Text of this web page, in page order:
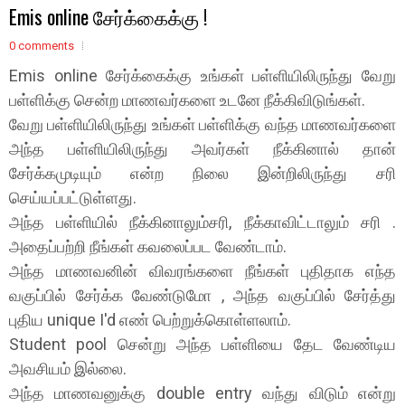
Emis online சேர்க்கைக்கு !
0 comments
Emis online சேர்க்கைக்கு உங்கள் பள்ளியிலிருந்து வேறு
பள்ளிக்கு சென்ற மாணவர்களை உடனே நீக்கிவிடுங்கள்.
வேறு பள்ளியிலிருந்து உங்கள் பள்ளிக்கு வந்த மாணவர்களை
அந்த பள்ளியிலிருந்து அவர்கள் நீக்கினால் தான்
சேர்க்கமுடியும் என்ற நிலை இன்றிலிருந்து சரி
செய்யப்பட்டுள்ளது.
அந்த பள்ளியில் நீக்கினாலும்சரி, நீக்காவிட்டாலும் சரி .
அதைப்பற்றி நீங்கள் கவலைப்பட வேண்டாம்.
அந்த மாணவனின் விவரங்களை நீங்கள் புதிதாக எந்த
வகுப்பில் சேர்க்க வேண்டுமோ , அந்த வகுப்பில் சேர்த்து
புதிய unique I'd எண் பெற்றுக்கொள்ளலாம்.
Student pool சென்று அந்த பள்ளியை தேட வேண்டிய
அவசியம் இல்லை.
அந்த மாணவனுக்கு double entry வந்து விடும் என்று